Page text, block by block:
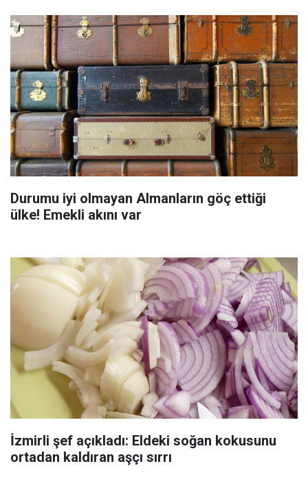
Durumu iyi olmayan Almanların göç ettiği
ülke! Emekli akını var
İzmirli şef açıkladı: Eldeki soğan kokusunu
ortadan kaldıran aşçı sırrı